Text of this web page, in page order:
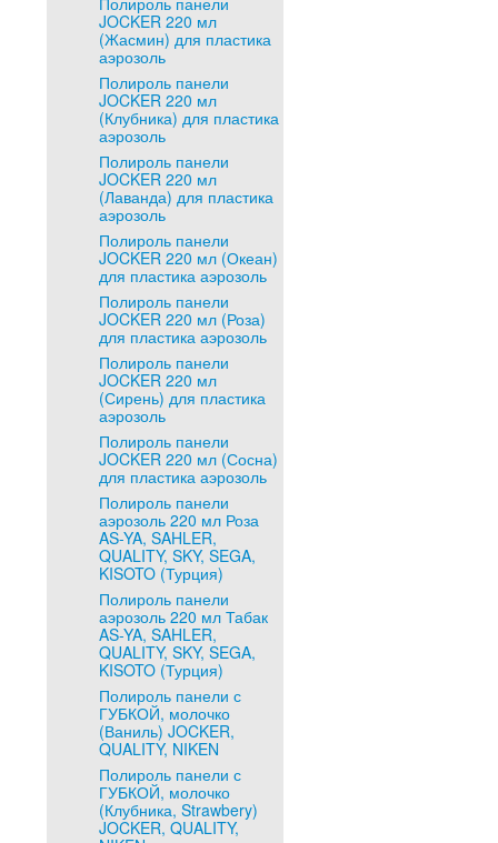
JOCKER 220 мл
(Жасмин) для пластика
аэрозоль
Полироль панели
JOCKER 220 мл
(Клубника) для пластика
аэрозоль
Полироль панели
JOCKER 220 мл
(Лаванда) для пластика
аэрозоль
Полироль панели
JOCKER 220 мл (Океан)
для пластика аэрозоль
Полироль панели
JOCKER 220 мл (Роза)
для пластика аэрозоль
Полироль панели
JOCKER 220 мл
(Сирень) для пластика
аэрозоль
Полироль панели
JOCKER 220 мл (Сосна)
для пластика аэрозоль
Полироль панели
аэрозоль 220 мл Роза
AS-YA, SAHLER,
QUALITY, SKY, SEGA,
KISOTO (Турция)
Полироль панели
аэрозоль 220 мл Табак
AS-YA, SAHLER,
QUALITY, SKY, SEGA,
KISOTO (Турция)
Полироль панели с
ГУБКОЙ, молочко
(Ваниль) JOCKER,
QUALITY, NIKEN
Полироль панели с
ГУБКОЙ, молочко
(Клубника, Strawbery)
JOCKER, QUALITY,